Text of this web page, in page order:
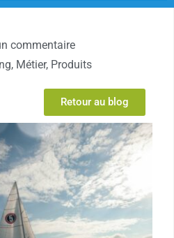
commentaire
, Métier, Produits
Retour au blog